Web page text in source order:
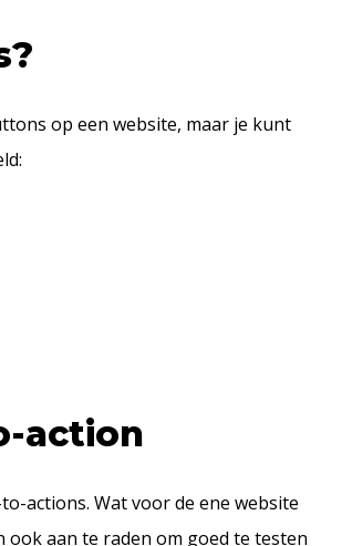
op een website, maar je kunt
action
actions. Wat voor de ene website
ook aan te raden om goed te testen